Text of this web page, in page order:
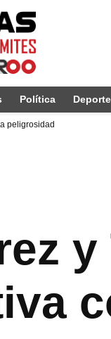
Política
peligrosidad
y